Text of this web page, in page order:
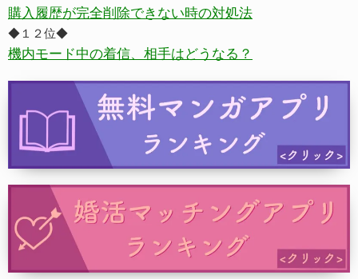
購入履歴が完全削除できない時の対処法
◆１２位◆
機内モード中の着信、相手はどうなる？